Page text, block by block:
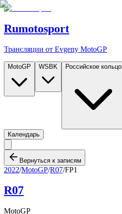
Rumotosport
Трансляции от Evgeny MotoGP
MotoGP WSBK Российское кольцо
Календарь
Вернуться к записям
2022/MotoGP/R07/FP1
R07
MotoGP